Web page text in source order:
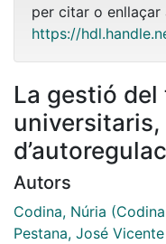
per citar o
https://
La gestió
Autors
Codina, Núria
Pestana, José Vicente